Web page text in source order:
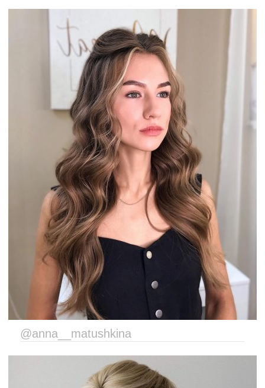
@anna__matushkina